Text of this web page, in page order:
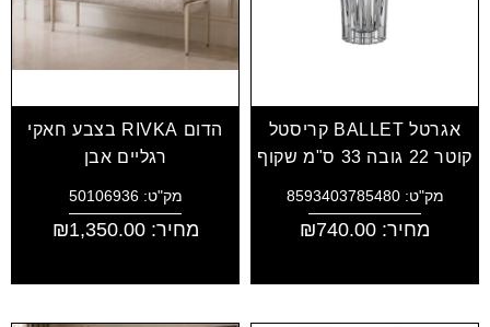
אגרטל BALLET קריסטל
קוטר 22 גובה 33 ס"מ שקוף
מק"ט: 8593403785480
מחיר: ₪740.00
הדום RIVKA בצבע חאקי
רגליים אבן
מק"ט: 50106936
מחיר: ₪1,350.00